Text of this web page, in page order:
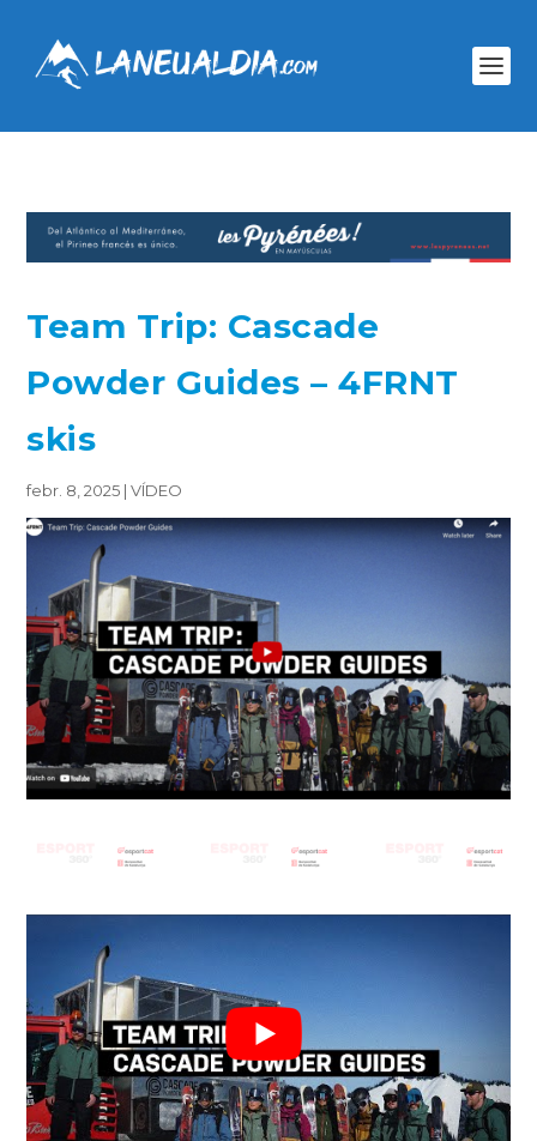
Team Trip: Cascade
Powder Guides – 4FRNT
skis
febr. 8, 2025 |VÍDEO